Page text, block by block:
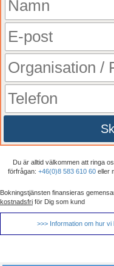
Du är alltid välkommen att ringa
förfrågan: +46(0)8 583 610 60eller
Bokningstjänsten finansieras
kostnadsfri för Dig som kund
>>> Information om hur